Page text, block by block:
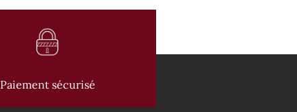
Paiement sécurisé